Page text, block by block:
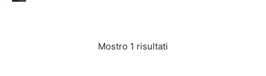
Mostro 1 risultati